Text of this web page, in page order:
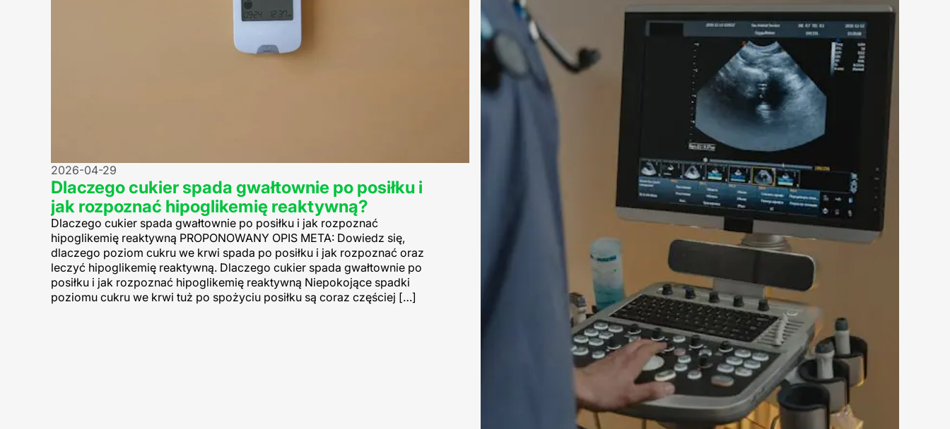
Dlaczego cukier spada gwałtownie po posiłku i
jak rozpoznać hipoglikemię reaktywną?
2026-04-29
Dlaczego cukier spada gwałtownie po posiłku i jak rozpoznać
hipoglikemię reaktywną PROPONOWANY OPIS META: Dowiedz się,
dlaczego poziom cukru we krwi spada po posiłku i jak rozpoznać oraz
leczyć hipoglikemię reaktywną. Dlaczego cukier spada gwałtownie po
posiłku i jak rozpoznać hipoglikemię reaktywną Niepokojące spadki
poziomu cukru we krwi tuż po spożyciu posiłku są coraz częściej […]